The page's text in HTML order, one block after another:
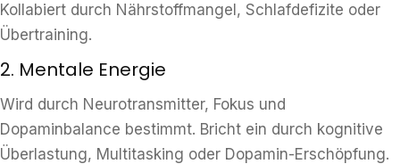
Kollabiert durch Nährstoffmangel, Schlafdefizite oder
Übertraining.
2. Mentale Energie
Wird durch Neurotransmitter, Fokus und
Dopaminbalance bestimmt. Bricht ein durch kognitive
Überlastung, Multitasking oder Dopamin-Erschöpfung.